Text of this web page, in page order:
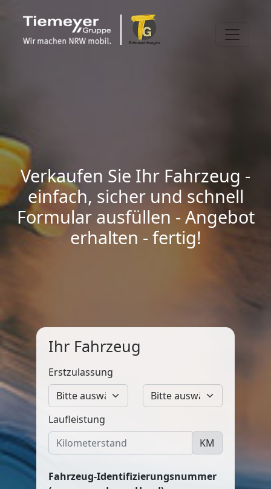
Verkaufen Sie Ihr Fahrzeug -
einfach, sicher und schnell
Formular ausfüllen - Angebot
erhalten - fertig!
Ihr Fahrzeug
Erstzulassung
Laufleistung
KM
Fahrzeug-Identifizierungsnummer